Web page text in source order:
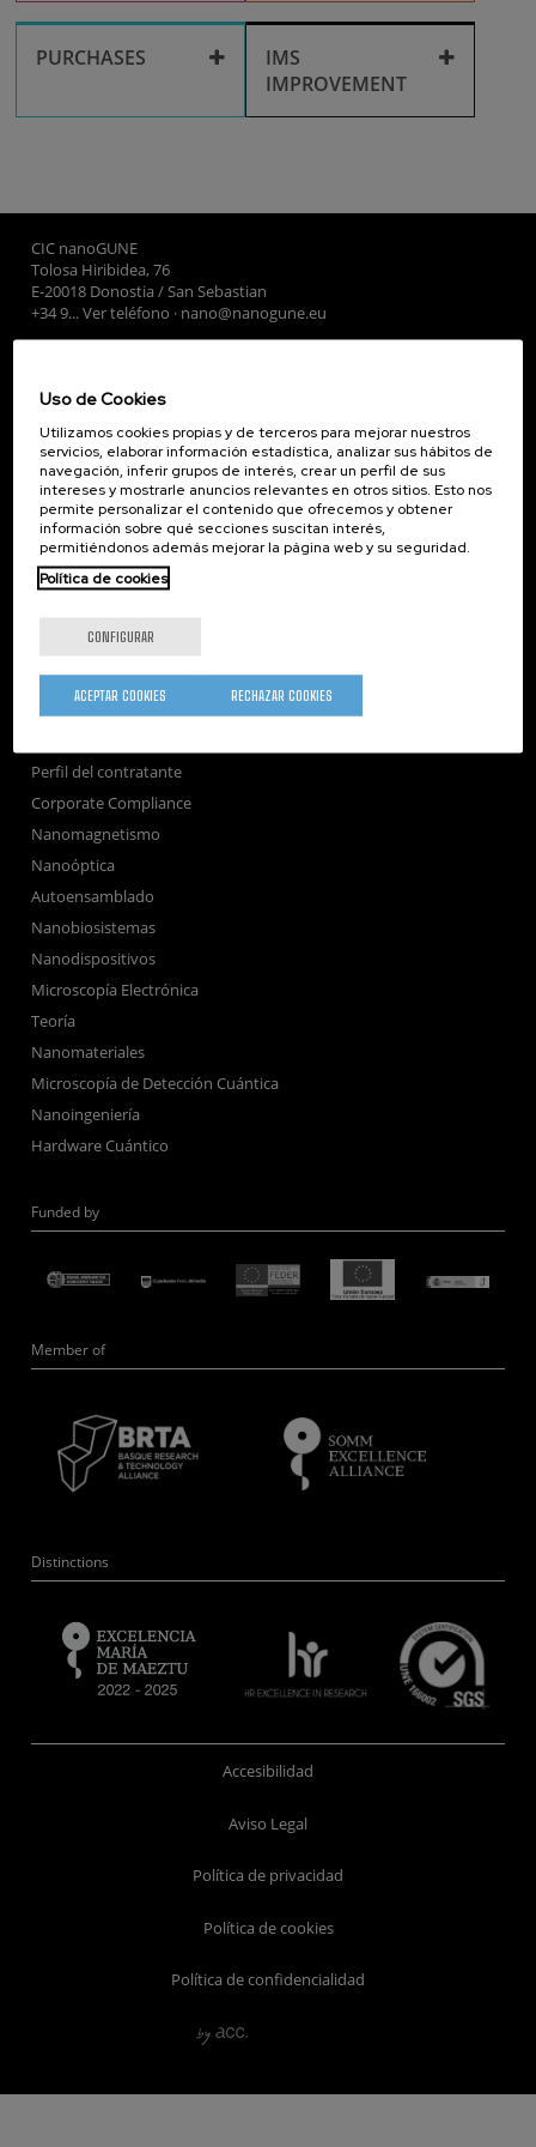
Recruitment
Training
Corporate media
Facilities use
PURCHASES
IMS
IMPROVEMENT
CIC nanoGUNE
Tolosa Hiribidea, 76
E-20018 Donostia / San Sebastian
+34 9... Ver teléfono · nano@nanogune.eu
Subscribe to our Newsletter
nanoGUNE
Investigación
Transferencia
Formación
Sociedad
nanoPeople
Servicios externos
Publicaciones
Seminarios
Perfil del contratante
Corporate Compliance
Nanomagnetismo
Nanoóptica
Autoensamblado
Nanobiosistemas
Nanodispositivos
Microscopía Electrónica
Teoría
Nanomateriales
Microscopía de Detección Cuántica
Nanoingeniería
Hardware Cuántico
Funded by
Member of
Distinctions
Accesibilidad
Aviso Legal
Política de privacidad
Política de cookies
Política de confidencialidad
Uso de Cookies
Utilizamos cookies propias y de terceros para mejorar nuestros
servicios, elaborar información estadística, analizar sus hábitos de
navegación, inferir grupos de interés, crear un perfil de sus
intereses y mostrarle anuncios relevantes en otros sitios. Esto nos
permite personalizar el contenido que ofrecemos y obtener
información sobre qué secciones suscitan interés,
permitiéndonos además mejorar la página web y su seguridad.
Política de cookies
CONFIGURAR
RECHAZAR COOKIES
ACEPTAR COOKIES